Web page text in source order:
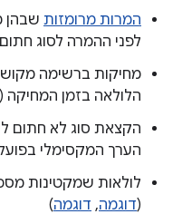
המרות מרומזות שבהן
לפני ההמרה לסוג
מחיקות ברשימה
הלולאה בזמן המחיקה (
הערך המקסימלי
לולאות שמקטינות
(דוגמה, דוגמה)